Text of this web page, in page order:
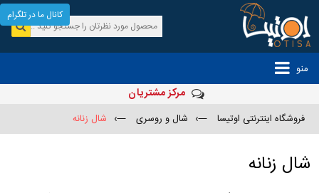
منو
مرکز مشتریان
فروشگاه اینترنتی اوتیسا —› شال و روسری —› شال زنانه
شال زنانه
کانال ما در تلگرام